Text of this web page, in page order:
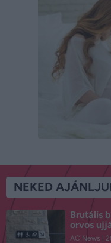
NEKED
Brutális
orvos
AC News